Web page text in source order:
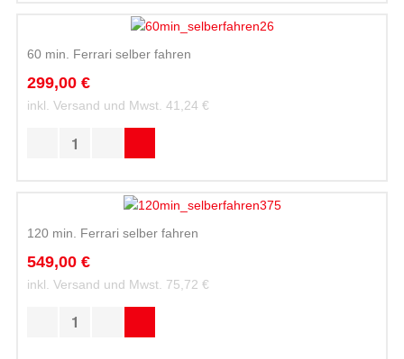
60 min. Ferrari selber fahren
299,00 €
inkl. Versand und Mwst. 41,24 €
120 min. Ferrari selber fahren
549,00 €
inkl. Versand und Mwst. 75,72 €